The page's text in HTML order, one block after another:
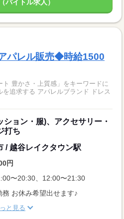
バイトル求人）
パレル販売◆時給1500
豊かさ・上質感」をキーワードに
追求する アパレルブランド ドレス
ション・服)、アクセサリー・
打ち
/ 越谷レイクタウン駅
円
〜20:30、12:00〜21:30
お休み希望出せます♪
と見る